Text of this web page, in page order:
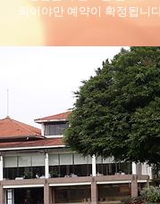
되어야만 예약이 확정됩니